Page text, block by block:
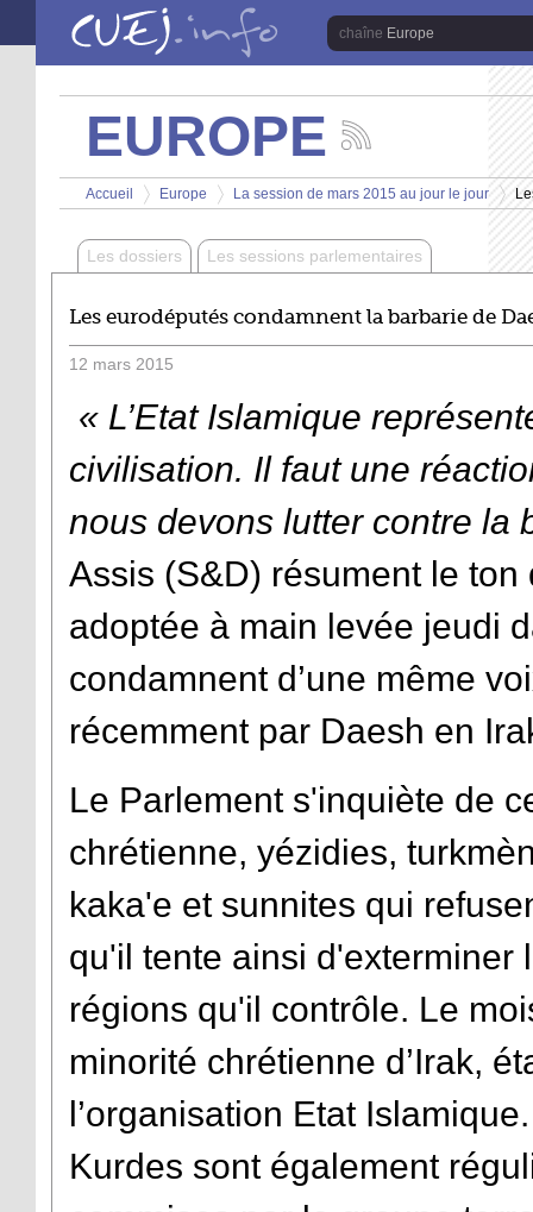
Aller au contenu principal
Europe
EUROPE
les
actualités
de
chaîne
Europe
Vous êtes ici
Accueil
>
Europe
>
La session de mars 2015 au jour le jour
>
Les dossiers Les sessions parlementaires
Les eurodéputés condamnent la barbarie de
12 mars 2015
« L’Etat Islamique
civilisation. Il faut une
nous devons lutter contre la
Assis (S&D) résument le
adoptée à main levée jeudi
condamnent d’une même
récemment par Daesh en
Le Parlement s'inquiète de
chrétienne, yézidies,
kaka'e et sunnites qui
qu'il tente ainsi d'exterminer
régions qu'il contrôle. Le
minorité chrétienne d’Irak,
l’organisation Etat
Kurdes sont également